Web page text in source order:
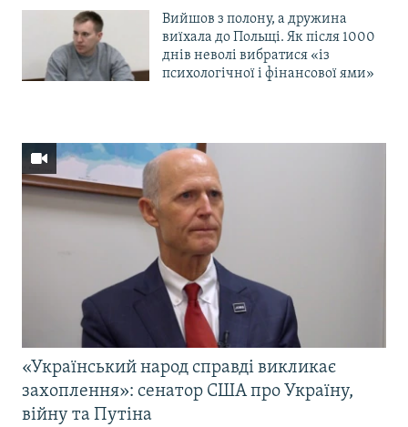
Вийшов з полону, а дружина
виїхала до Польщі. Як після 1000
днів неволі вибратися «із
психологічної і фінансової ями»
«Український народ справді викликає
захоплення»: сенатор США про Україну,
війну та Путіна